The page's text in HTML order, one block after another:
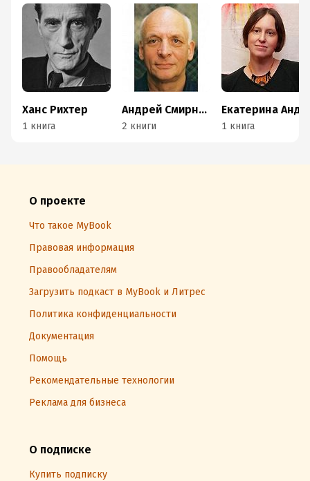
Ханс Рихтер
1 книга
Андрей Смирнов
2 книги 1 книга
О проекте
Что такое MyBook
Правовая информация
Правообладателям
Загрузить подкаст в MyBook и Литрес
Политика конфиденциальности
Документация
Помощь
Рекомендательные технологии
Реклама для бизнеса
О подписке
Купить подписку